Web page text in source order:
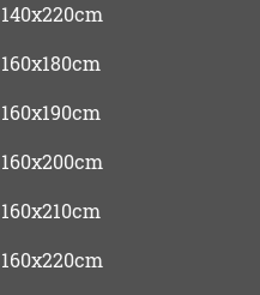
140x220cm
160x180cm
160x190cm
160x200cm
160x210cm
160x220cm